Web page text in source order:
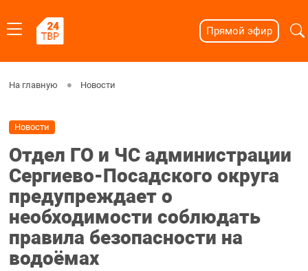
Прямой эфир
На главную Новости
Новости
Отдел ГО и ЧС администрации
Сергиево-Посадского округа
предупреждает о
необходимости соблюдать
правила безопасности на
водоёмах